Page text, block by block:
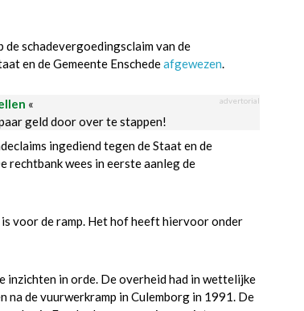
schadevergoedingsclaim van de
en de Gemeente Enschedeafgewezen.
« advertorial
geld door over te stappen!
ingediend tegen de Staat en de
rechtbank wees in eerste aanleg de
voor de ramp. Het hof heeft hiervoor onder
inzichten in orde. De overheid had in wettelijke
na de vuurwerkramp in Culemborg in 1991. De